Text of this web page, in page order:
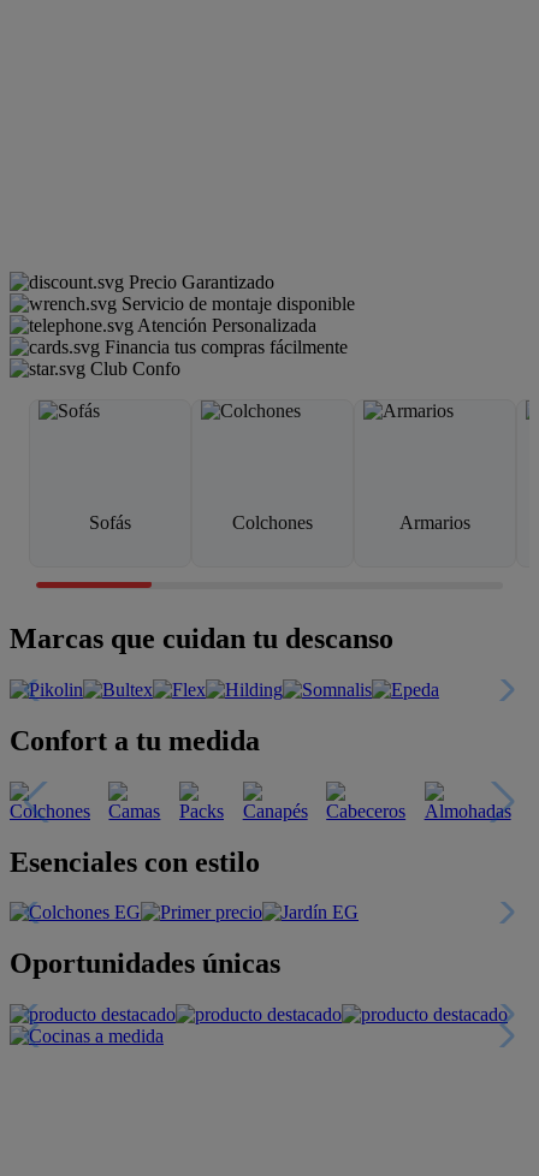
Precio Garantizado
Servicio de montaje disponible
Atención Personalizada
Financia tus compras fácilmente
Club Confo
Sofás Colchones Armarios
Marcas que cuidan tu descanso
Confort a tu medida
Esenciales con estilo
Oportunidades únicas